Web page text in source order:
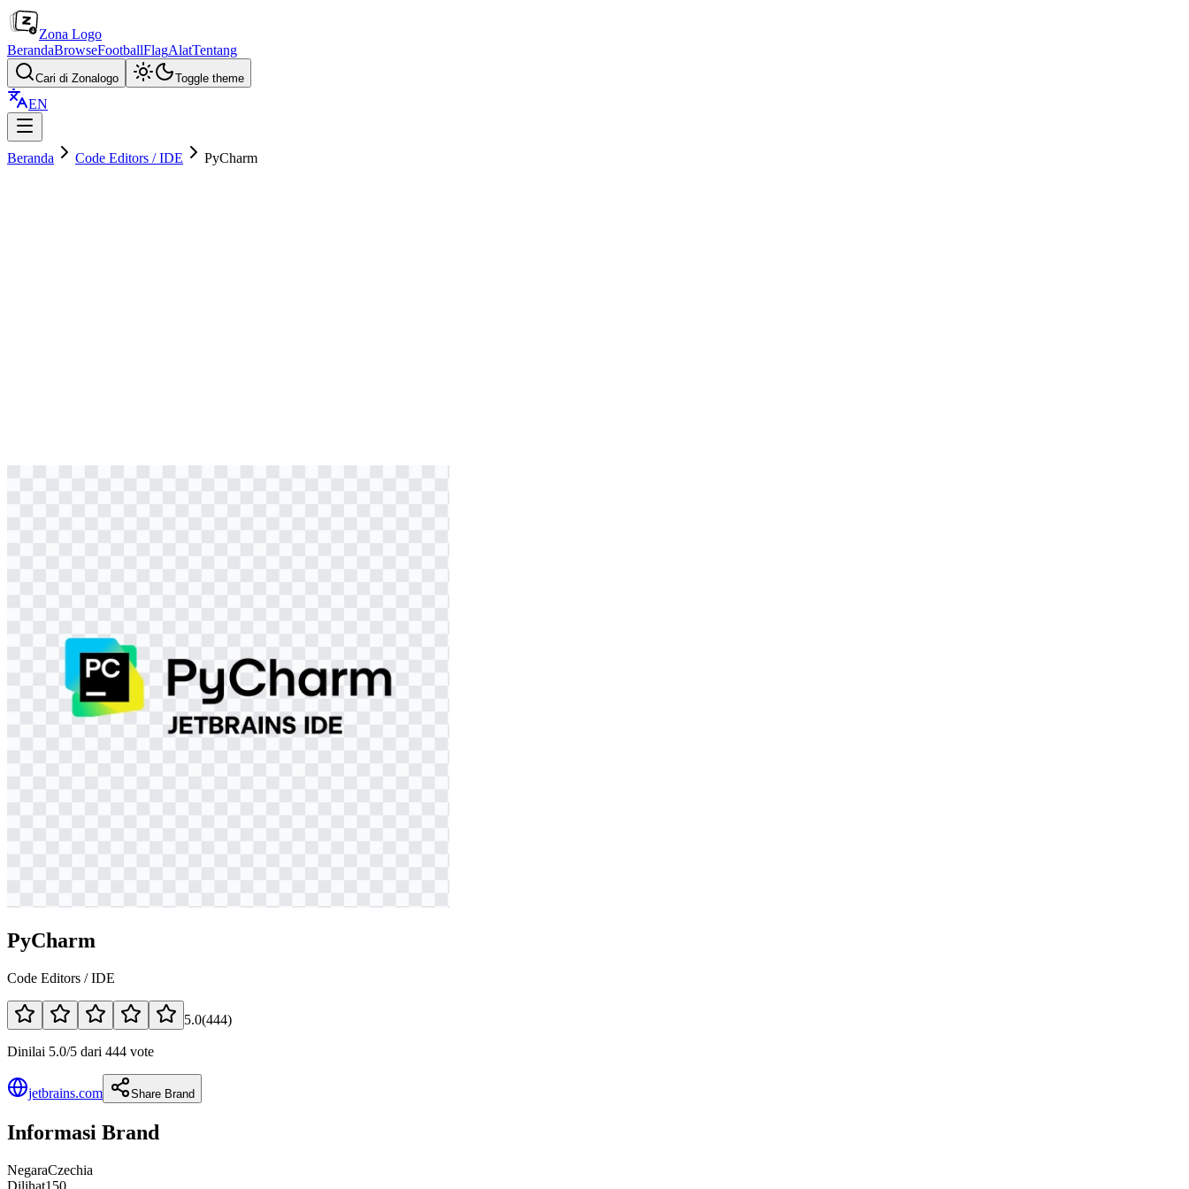
Zona Logo
BerandaBrowseFootballFlagAlatTentang
Cari di Zonalogo Toggle theme
EN
Beranda Code Editors / IDE PyCharm
PyCharm
Code Editors / IDE
5.0(444)
Dinilai 5.0/5 dari 444 vote
jetbrains.com Share Brand
Informasi Brand
NegaraCzechia
Dilihat150